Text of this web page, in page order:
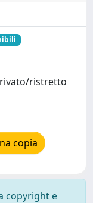
ristretto
copia
copyright e